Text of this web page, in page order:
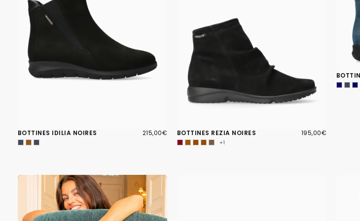
BOTTINES IDILIA NOIRES 215,00€
PRIX
215,00€ BOTTINES REZIA NOIRES 195,00€
PRIX
195,00€
+1